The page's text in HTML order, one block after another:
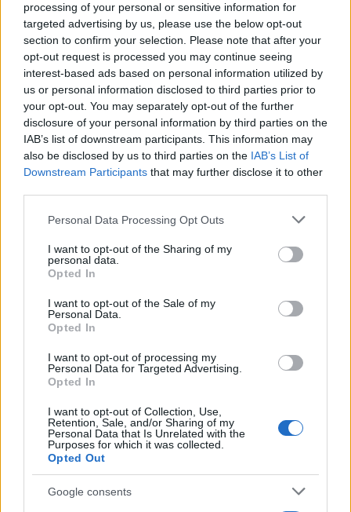
processing of your personal or sensitive information for
targeted advertising by us, please use the below opt-out
section to confirm your selection. Please note that after your
opt-out request is processed you may continue seeing
interest-based ads based on personal information utilized by
us or personal information disclosed to third parties prior to
your opt-out. You may separately opt-out of the further
disclosure of your personal information by third parties on the
IAB’s list of downstream participants. This information may
also be disclosed by us to third parties on the IAB’s List of
Downstream Participants that may further disclose it to other
Please note that this website/app uses one or more Google
not limited to your visit or usage behaviour. You may click to
grant or deny consent to Google and its third-party tags to
use your data for below specified purposes in below Google
consent section.
Personal Data Processing Opt Outs
I want to opt-out of the Sharing of my
personal data.
Opted In
I want to opt-out of the Sale of my
Personal Data.
Opted In
I want to opt-out of processing my
Personal Data for Targeted Advertising.
Opted In
I want to opt-out of Collection, Use,
Retention, Sale, and/or Sharing of my
Personal Data that Is Unrelated with the
Purposes for which it was collected.
Opted Out
Google consents
Σχόλια
Αν τα χάσατε
Φωτιά στο Μουζάκι Ηλείας
Πυροσβεστικής σε δασική
είσοδο του χωριού
Νέο βίντεο με τον
φουντώνουν οι φήμες